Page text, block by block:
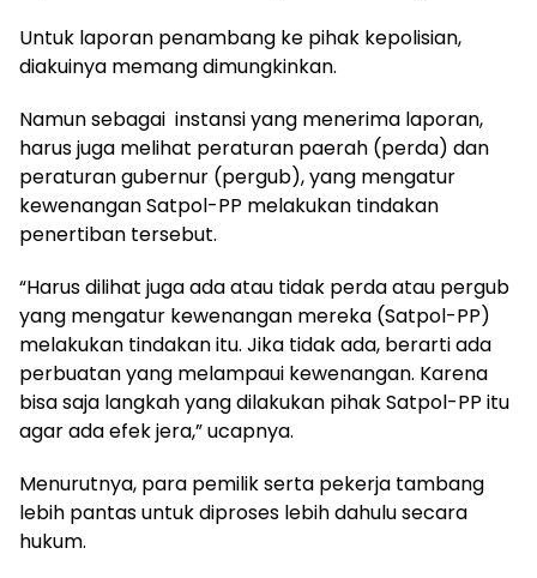
Untuk laporan penambang ke pihak kepolisian,
diakuinya memang dimungkinkan.
Namun sebagai instansi yang menerima laporan,
harus juga melihat peraturan paerah (perda) dan
peraturan gubernur (pergub), yang mengatur
kewenangan Satpol-PP melakukan tindakan
penertiban tersebut.
“Harus dilihat juga ada atau tidak perda atau pergub
yang mengatur kewenangan mereka (Satpol-PP)
melakukan tindakan itu. Jika tidak ada, berarti ada
perbuatan yang melampaui kewenangan. Karena
bisa saja langkah yang dilakukan pihak Satpol-PP itu
agar ada efek jera,” ucapnya.
Menurutnya, para pemilik serta pekerja tambang
lebih pantas untuk diproses lebih dahulu secara
hukum.